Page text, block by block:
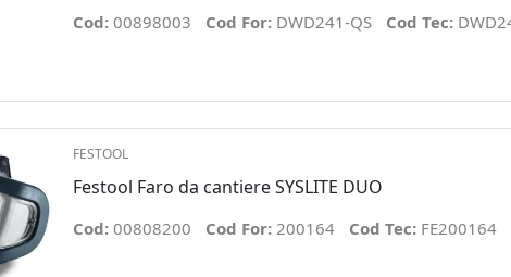
Cod: 00898003 Cod For: DWD241-QS Cod Tec:
FESTOOL
Festool Faro da cantiere SYSLITE DUO
Cod: 00808200 Cod For: 200164 Cod Tec: FE200164